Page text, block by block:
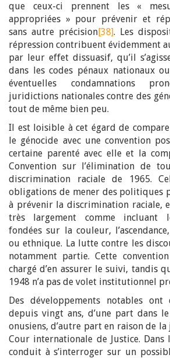
que ceux-ci prennent les «
appropriées » pour prévenir et
sans autre précision[38]. Les
répression contribuent évidemment
par leur effet dissuasif, qu’il
dans les codes pénaux nationaux
éventuelles condamnations
juridictions nationales contre des
tout de même bien peu.
Il est loisible à cet égard de
le génocide avec une convention
certaine parenté avec elle et la
Convention sur l’élimination de
discrimination raciale de 1965.
obligations de mener des politiques
à prévenir la discrimination raciale,
très largement comme incluant
fondées sur la couleur,
ou ethnique. La lutte contre les
notamment partie. Cette
chargé d’en assurer le suivi, tandis
1948 n’a pas de volet institutionnel
Des développements notables
depuis vingt ans, d’une part dans
onusiens, d’autre part en raison de
Cour internationale de Justice. Dans
conduit à s’interroger sur un